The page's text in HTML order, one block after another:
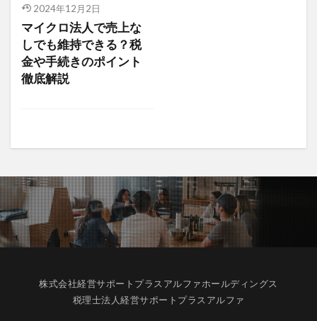
2024年12月2日
マイクロ法人で売上な
しでも維持できる？税
金や手続きのポイント
徹底解説
株式会社経営サポートプラスアルファホールディングス
税理士法人経営サポートプラスアルファ